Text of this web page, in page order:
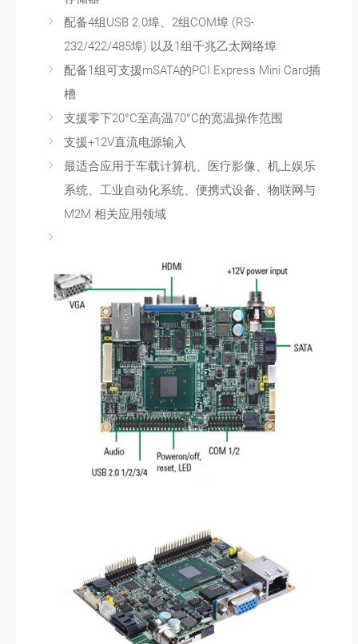
配备4组USB 2.0埠、2组COM埠 (RS-
232/422/485埠) 以及1组千兆乙太网络埠
配备1组可支援mSATA的PCI Express Mini Card插
槽
支援零下20°C至高温70°C的宽温操作范围
支援+12V直流电源输入
最适合应用于车载计算机、医疗影像、机上娱乐
系统、工业自动化系统、便携式设备、物联网与
M2M 相关应用领域